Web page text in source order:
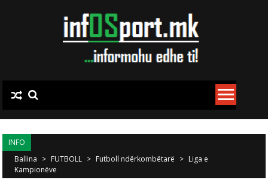
INFO
Ballina > FUTBOLL > Futboll ndërkombëtarë > Liga e
Kampionëve